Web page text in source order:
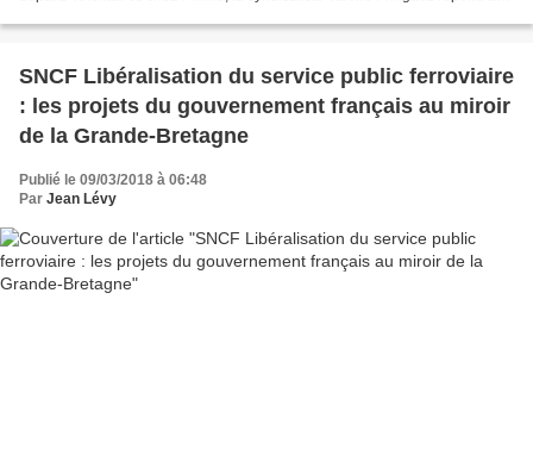
SNCF Libéralisation du service public ferroviaire
: les projets du gouvernement français au miroir
de la Grande-Bretagne
Publié le 09/03/2018 à 06:48
Par Jean Lévy